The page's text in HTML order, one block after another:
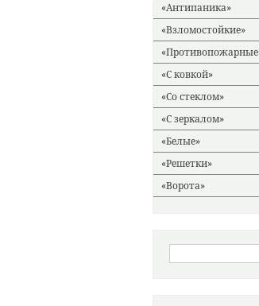
Антипаника
Взломостойкие
Противопожарные
С ковкой
Со стеклом
С зеркалом
Белые
Решетки
Ворота
Форма поиска